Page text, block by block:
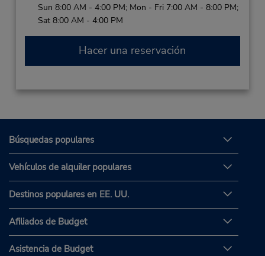
Sun 8:00 AM - 4:00 PM; Mon - Fri 7:00 AM - 8:00 PM;
Sat 8:00 AM - 4:00 PM
Hacer una reservación
Búsquedas populares
Vehículos de alquiler populares
Destinos populares en EE. UU.
Afiliados de Budget
Asistencia de Budget